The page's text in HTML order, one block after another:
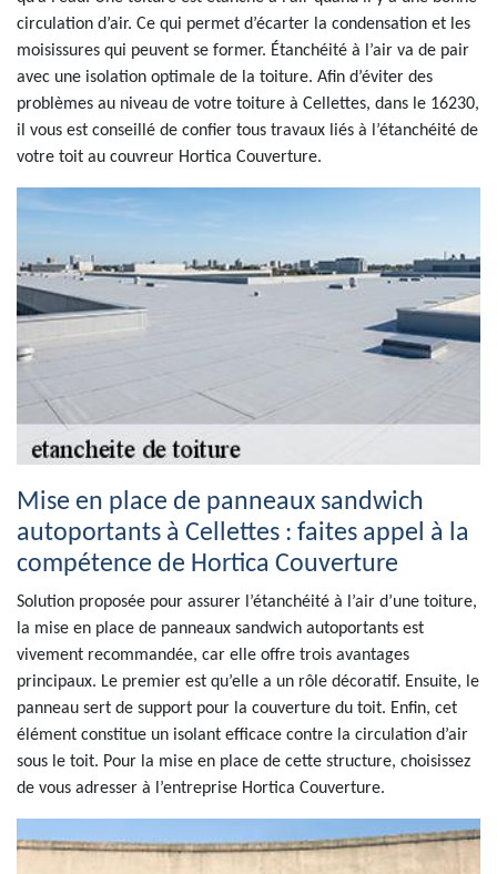
circulation d’air. Ce qui permet d’écarter la condensation et les
moisissures qui peuvent se former. Étanchéité à l’air va de pair
avec une isolation optimale de la toiture. Afin d’éviter des
problèmes au niveau de votre toiture à Cellettes, dans le 16230,
il vous est conseillé de confier tous travaux liés à l’étanchéité de
votre toit au couvreur Hortica Couverture.
Mise en place de panneaux sandwich
autoportants à Cellettes : faites appel à la
compétence de Hortica Couverture
Solution proposée pour assurer l’étanchéité à l’air d’une toiture,
la mise en place de panneaux sandwich autoportants est
vivement recommandée, car elle offre trois avantages
principaux. Le premier est qu’elle a un rôle décoratif. Ensuite, le
panneau sert de support pour la couverture du toit. Enfin, cet
élément constitue un isolant efficace contre la circulation d’air
sous le toit. Pour la mise en place de cette structure, choisissez
de vous adresser à l’entreprise Hortica Couverture.